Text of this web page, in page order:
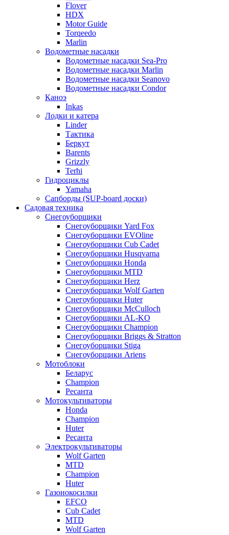
Flover
HDX
Motor Guide
Torqeedo
Marlin
Водометные насадки
Водометные насадки Sea-Pro
Водометные насадки Marlin
Водометные насадки Seanovo
Водометные насадки Condor
Каноэ
Inkas
Лодки и катера
Linder
Тактика
Беркут
Barents
Grizzly
Terhi
Гидроциклы
Yamaha
Сапборды (SUP-board доски)
Садовая техника
Снегоуборщики
Снегоуборщики Yard Fox
Снегоуборщики EVOline
Снегоуборщики Cub Cadet
Снегоуборщики Husqvarna
Снегоуборщики Honda
Снегоуборщики MTD
Снегоуборщики Herz
Снегоуборщики Wolf Garten
Снегоуборщики Huter
Снегоуборщики McCulloch
Снегоуборщики AL-KO
Снегоуборщики Champion
Снегоуборщики Briggs & Stratton
Снегоуборщики Stiga
Снегоуборщики Ariens
Мотоблоки
Беларус
Champion
Ресанта
Мотокультиваторы
Honda
Champion
Huter
Ресанта
Электрокультиваторы
Wolf Garten
MTD
Champion
Huter
Газонокосилки
EFCO
Cub Cadet
MTD
Wolf Garten